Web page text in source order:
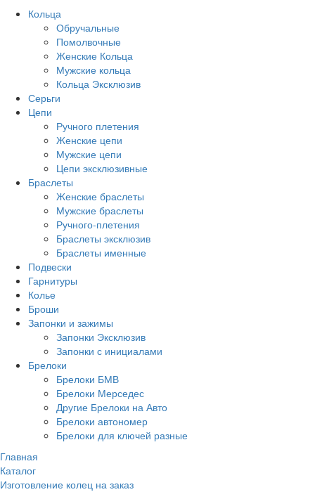
Кольца
Обручальные
Помолвочные
Женские Кольца
Мужские кольца
Кольца Эксклюзив
Серьги
Цепи
Ручного плетения
Женские цепи
Мужские цепи
Цепи эксклюзивные
Браслеты
Женские браслеты
Мужские браслеты
Ручного-плетения
Браслеты эксклюзив
Браслеты именные
Подвески
Гарнитуры
Колье
Броши
Запонки и зажимы
Запонки Эксклюзив
Запонки с инициалами
Брелоки
Брелоки БМВ
Брелоки Мерседес
Другие Брелоки на Авто
Брелоки автономер
Брелоки для ключей разные
Главная
Каталог
Изготовление колец на заказ